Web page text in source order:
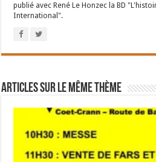
publié avec René Le Honzec la BD
International".
Articles sur le même thème